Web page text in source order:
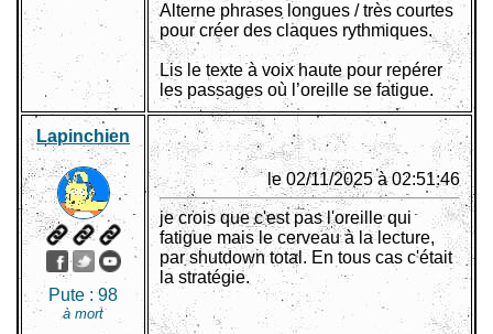
Alterne phrases longues / très courtes
pour créer des claques rythmiques.
Lis le texte à voix haute pour repérer
les passages où l’oreille se fatigue.
Lapinchien
Pute :98
à mort
le 02/11/2025 à 02:51:46
je crois que c'est pas l'oreille qui
fatigue mais le cerveau à la lecture,
par shutdown total. En tous cas c'était
la stratégie.